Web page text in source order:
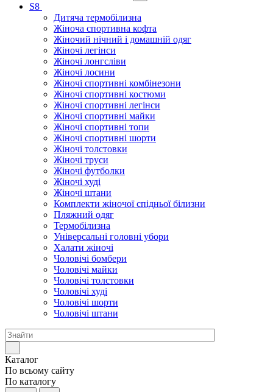
S8
Дитяча термобілизна
Жіноча спортивна кофта
Жіночий нічний і домашній одяг
Жіночі легінси
Жіночі лонгсліви
Жіночі лосини
Жіночі спортивні комбінезони
Жіночі спортивні костюми
Жіночі спортивні легінси
Жіночі спортивні майки
Жіночі спортивні топи
Жіночі спортивні шорти
Жіночі толстовки
Жіночі труси
Жіночі футболки
Жіночі худі
Жіночі штани
Комплекти жіночої спідньої білизни
Пляжний одяг
Термобілизна
Універсальні головні убори
Халати жіночі
Чоловічі бомбери
Чоловічі майки
Чоловічі толстовки
Чоловічі худі
Чоловічі шорти
Чоловічі штани
Каталог
По всьому сайту
По каталогу